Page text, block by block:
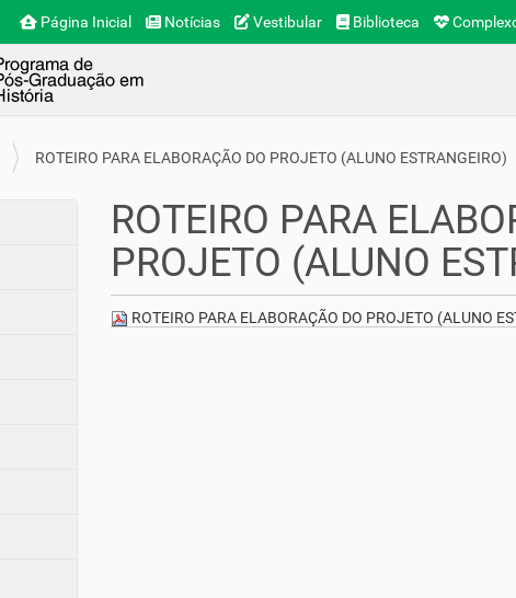
Página Inicial Notícias Vestibular Biblioteca
Busca
ROTEIRO PARA ELABORAÇÃO DO PROJETO (ALUNO ESTRANGEIRO)
ROTEIRO PARA
PROJETO (ALUNO
ROTEIRO PARA ELABORAÇÃO DO PROJETO (ALUNO